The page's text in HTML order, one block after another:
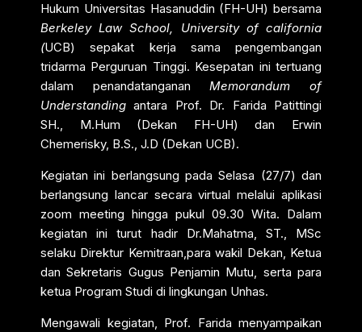
Hukum Universitas Hasanuddin (FH-UH) bersama
Berkeley Law School, University of california
(UCB) sepakat kerja sama pengembangan
tridarma Perguruan Tinggi. Kesepatan ini tertuang
dalam penandatangananMemorandum of
Understanding antara Prof. Dr. Farida Patittingi
SH., M.Hum (Dekan FH-UH) dan Erwin
Chemerisky, B.S., J.D (Dekan UCB).
Kegiatan ini berlangsung pada Selasa (27/7) dan
berlangsung lancar secara virtual melalui aplikasi
zoom meeting hingga pukul 09.30 Wita. Dalam
kegiatan ini turut hadir Dr.Mahatma, ST., MSc
selaku Direktur Kemitraan,para wakil Dekan, Ketua
dan Sekretaris Gugus Penjamin Mutu, serta para
ketua Program Studi di lingkungan Unhas.
Mengawali kegiatan, Prof. Farida menyampaikan